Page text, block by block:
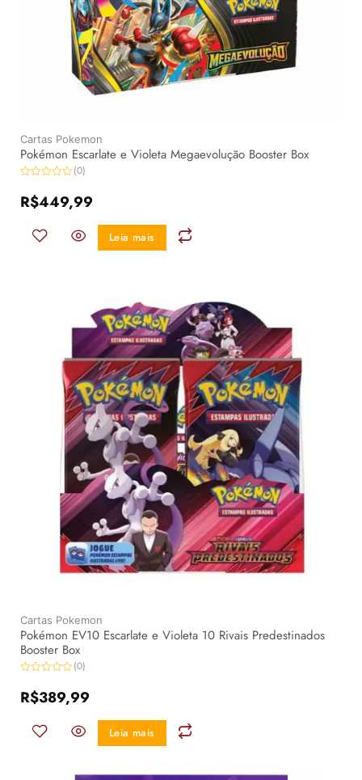
Cartas Pokemon
Pokémon Escarlate e Violeta Megaevolução Booster Box
0
de
(0)
R$449,99
Leia mais
Cartas Pokemon
Pokémon EV10 Escarlate e Violeta 10 Rivais Predestinados
Booster Box
0
de
(0)
R$389,99
Leia mais